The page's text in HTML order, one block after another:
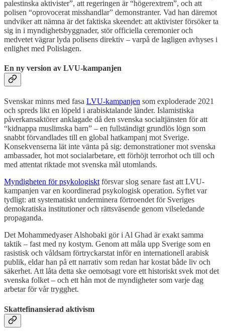
palestinska aktivister”, att regeringen är “högerextrem”, och att
polisen “oprovocerat misshandlar” demonstranter. Vad han däremot
undviker att nämna är det faktiska skeendet: att aktivister försöker ta
sig in i myndighetsbyggnader, stör officiella ceremonier och
medvetet vägrar lyda polisens direktiv – varpå de lagligen avhyses i
enlighet med Polislagen.
En ny version av LVU-kampanjen
Svenskar minns med fasa LVU-kampanjen som exploderade 2021
och spreds likt en löpeld i arabisktalande länder. Islamistiska
påverkansaktörer anklagade då den svenska socialtjänsten för att
“kidnappa muslimska barn” – en fullständigt grundlös lögn som
snabbt förvandlades till en global hatkampanj mot Sverige.
Konsekvenserna lät inte vänta på sig: demonstrationer mot svenska
ambassader, hot mot socialarbetare, ett förhöjt terrorhot och till och
med attentat riktade mot svenska mål utomlands.
Myndigheten för psykologiskt försvar slog senare fast att LVU-
kampanjen var en koordinerad psykologisk operation. Syftet var
tydligt: att systematiskt underminera förtroendet för Sveriges
demokratiska institutioner och rättsväsende genom vilseledande
propaganda.
Det Mohammedyaser Alshobaki gör i Al Ghad är exakt samma
taktik – fast med ny kostym. Genom att måla upp Sverige som en
rasistisk och våldsam förtryckarstat inför en internationell arabisk
publik, eldar han på ett narrativ som redan har kostat både liv och
säkerhet. Att låta detta ske oemotsagt vore ett historiskt svek mot det
svenska folket – och ett hån mot de myndigheter som varje dag
arbetar för vår trygghet.
Skattefinansierad aktivism